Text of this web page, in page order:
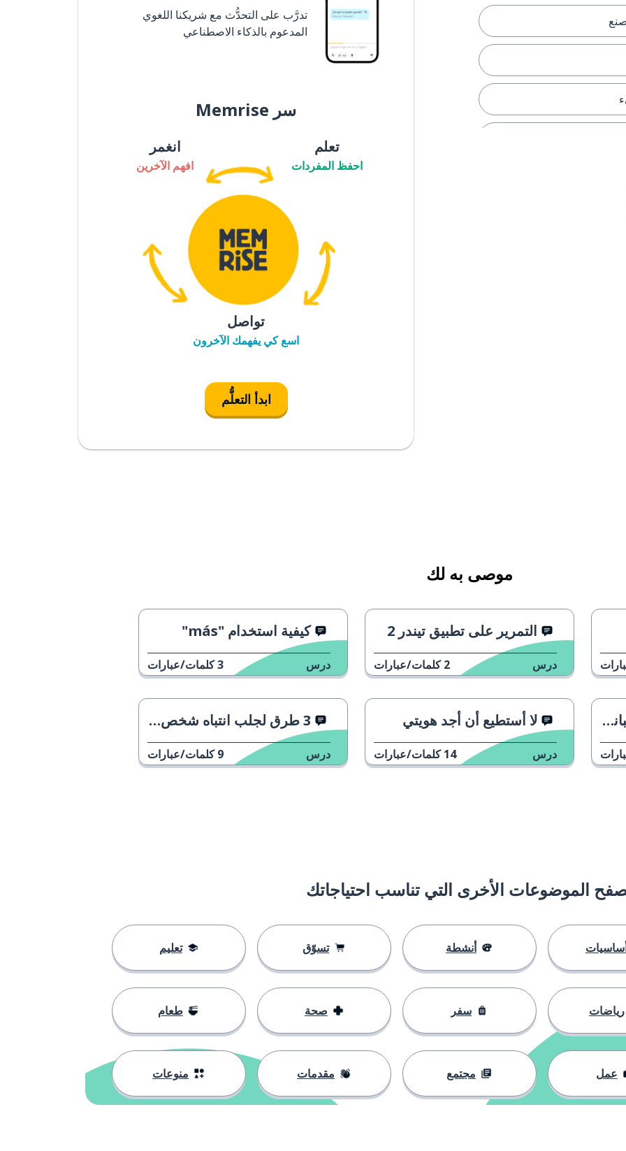
(شيء مؤقت)
تدرَّب على التحدُّث مع شريكنا اللغوي
المدعوم بالذكاء الاصطناعي
سر Memrise
تعلم
احفظ المفردات
انغمر
افهم الآخرين
تواصل
اسع كي يفهمك الآخرون
ابدأ التعلُّم
موصى به لك
التمرير على تطبيق تيندر 2
درس 2 كلمات/عبارات
كيفية استخدام "más"
درس 3كلمات/عبارات
لا أستطيع أن أجد هويتي
درس 14 كلمات/عبارات
3 طرق لجلب انتباه شخص ما
درس 9 كلمات/عبارات
الموضوعات الأخرى التي تناسب احتياجاتك
أنشطة تسوّق تعليم
رياضات سفر صحة طعام
عمل مجتمع مقدمات منوعات